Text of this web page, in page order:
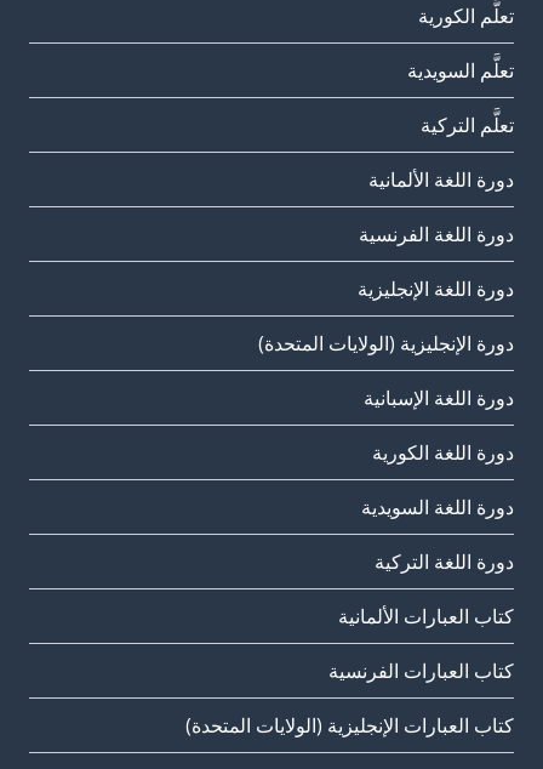
تعلَّم الكورية
تعلَّم السويدية
تعلَّم التركية
دورة اللغة الألمانية
دورة اللغة الفرنسية
دورة اللغة الإنجليزية
دورة الإنجليزية (الولايات المتحدة)
دورة اللغة الإسبانية
دورة اللغة الكورية
دورة اللغة السويدية
دورة اللغة التركية
كتاب العبارات الألمانية
كتاب العبارات الفرنسية
كتاب العبارات الإنجليزية (الولايات المتحدة)